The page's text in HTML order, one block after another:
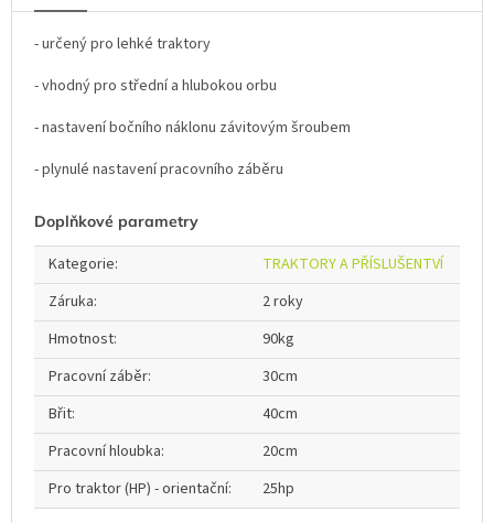
- určený pro lehké traktory
- vhodný pro střední a hlubokou orbu
- nastavení bočního náklonu závitovým šroubem
- plynulé nastavení pracovního záběru
Doplňkové parametry
Kategorie:
TRAKTORY A PŘÍSLUŠENTVÍ
Záruka:
2 roky
Hmotnost:
90kg
Pracovní záběr:
30cm
Břit:
40cm
Pracovní hloubka:
20cm
Pro traktor (HP) - orientační: 25hp